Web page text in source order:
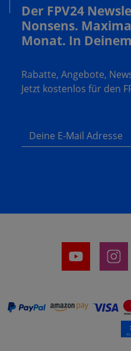
Der FPV24
Nonsens.
Monat. In
Rabatte, Angebote,
Jetzt kostenlos für den
Deine E-Mail Adresse